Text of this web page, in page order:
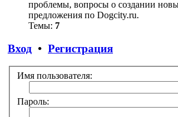
проблемы, вопросы о создании
предложения по Dogcity.ru.
Темы: 7
Вход • Регистрация
Имя пользователя:
Пароль: